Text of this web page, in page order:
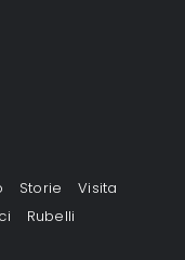
Storie
Visita
Rubelli